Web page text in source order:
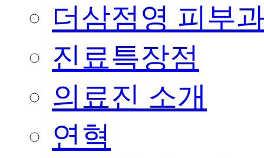
더삼점영 피부
진료특장점
의료진 소개
연혁